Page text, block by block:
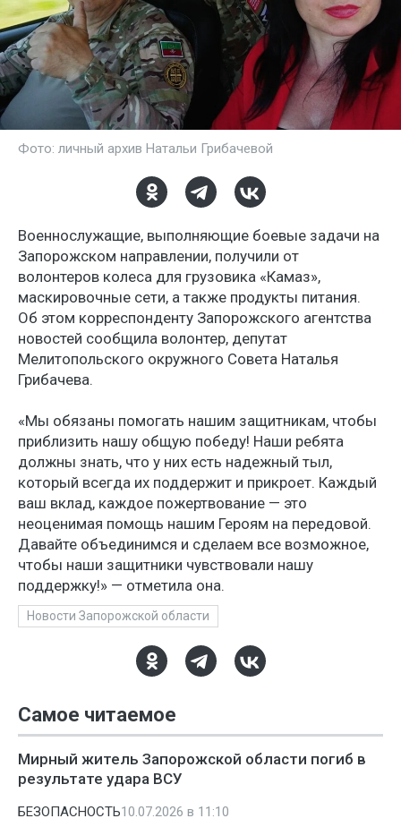
Фото: личный архив Натальи Грибачевой
Военнослужащие, выполняющие боевые задачи на
Запорожском направлении, получили от
волонтеров колеса для грузовика «Камаз»,
маскировочные сети, а также продукты питания.
Об этом корреспонденту Запорожского агентства
новостей сообщила волонтер, депутат
Мелитопольского окружного Совета Наталья
Грибачева.
«Мы обязаны помогать нашим защитникам, чтобы
приблизить нашу общую победу! Наши ребята
должны знать, что у них есть надежный тыл,
который всегда их поддержит и прикроет. Каждый
ваш вклад, каждое пожертвование — это
неоценимая помощь нашим Героям на передовой.
Давайте объединимся и сделаем все возможное,
чтобы наши защитники чувствовали нашу
поддержку!» — отметила она.
Новости Запорожской области
Самое читаемое
Мирный житель Запорожской области погиб в
результате удара ВСУ
БЕЗОПАСНОСТЬ10.07.2026 в 11:10